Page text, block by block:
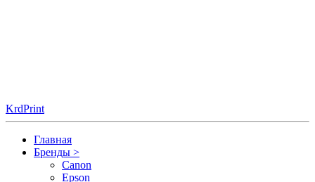
KrdPrint
Главная
Бренды >
Canon
Epson